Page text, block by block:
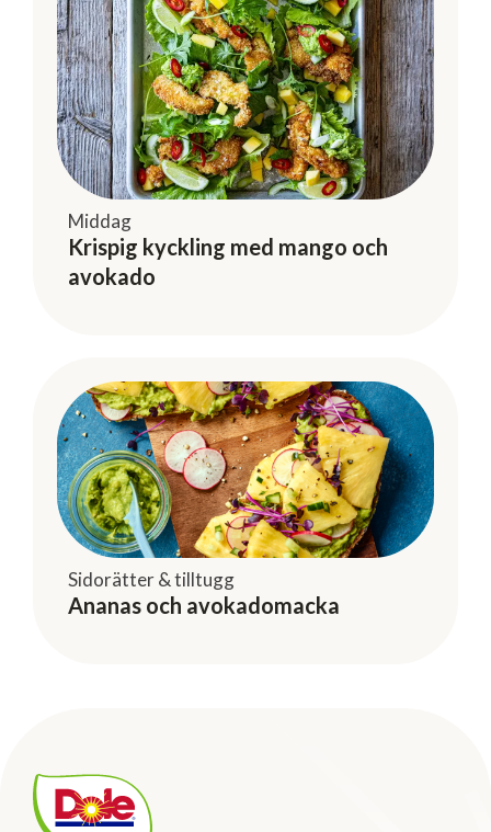
Middag
Krispig kyckling med mango och
avokado
Sidorätter & tilltugg
Ananas och avokadomacka